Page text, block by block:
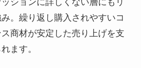
ションに詳しくない層にもリ
。繰り返し購入されやすいコ
商材が安定した売り上げを支
ます。